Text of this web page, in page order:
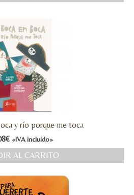
y río porque me toca
€ «IVA incluido»
AL CARRITO